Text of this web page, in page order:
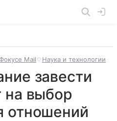
Mail Наука и технологии
завести
на выбор
отношений